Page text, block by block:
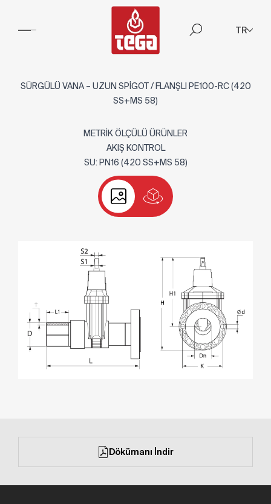
TR
SÜRGÜLÜ VANA – UZUN SPİGOT / FLANŞLI PE100-RC (420
SS+MS 58)
METRİK ÖLÇÜLÜ ÜRÜNLER
AKIŞ KONTROL
SU: PN16 (420 SS+MS 58)
Dökümanı İndir